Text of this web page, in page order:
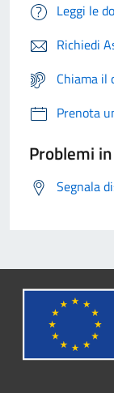
Leggi le
Richiedi
Chiama il
Prenota
Problemi
Segnala